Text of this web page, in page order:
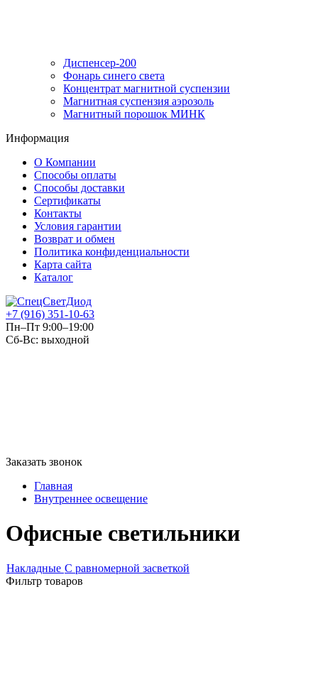
Диспенсер-200
Фонарь синего света
Концентрат магнитной суспензии
Магнитная суспензия аэрозоль
Магнитный порошок МИНК
Информация
О Компании
Способы оплаты
Способы доставки
Сертификаты
Контакты
Условия гарантии
Возврат и обмен
Политика конфиденциальности
Карта сайта
Каталог
+7 (916) 351-10-63
Пн–Пт 9:00–19:00
Сб-Вс: выходной
Заказать звонок
Главная
Внутреннее освещение
Офисные светильники
Накладные С равномерной засветкой
Фильтр товаров